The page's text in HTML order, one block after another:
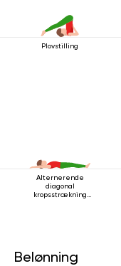
Plovstilling
Alternerende
diagonal
kropsstrækning
Belønning